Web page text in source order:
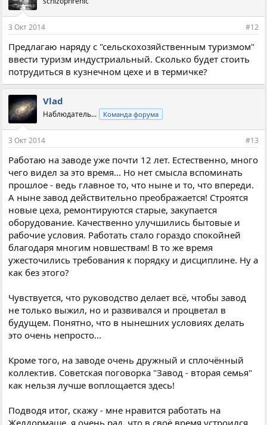
т
и
:
3 Окт 2014 #12
Предлагаю наряду с "сельскохозяйственным туризмом"
ввести туризм индустриальный. Сколько будет стоить
потрудиться в кузнечном цехе и в термичке?
Vlad
Наблюдатель... Команда форума
3 Окт 2014 #13
Работаю на заводе уже почти 12 лет. Естественно, много
чего видел за это время... Но нет смысла вспоминать
прошлое - ведь главное то, что ныне и то, что впереди.
А ныне завод действительно преображается! Строятся
новые цеха, ремонтируются старые, закупается
оборудование. Качественно улучшились бытовые и
рабочие условия. Работать стало гораздо спокойней
благодаря многим новшествам! В то же время
ужесточились требования к порядку и дисциплине. Ну а
как без этого?
Чувствуется, что руководство делает всё, чтобы завод
не только выжил, но и развивался и процветал в
будущем. Понятно, что в нынешних условиях делать
это очень непросто...
Кроме того, на заводе очень дружный и сплочённый
коллектив. Советская поговорка "Завод - вторая семья"
как нельзя лучше воплощается здесь!
Подводя итог, скажу - мне нравится работать на
Желдормаше, я очень рад, что в своё время устроился